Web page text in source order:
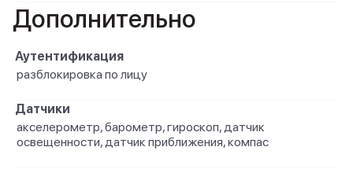
Дополнительно
Аутентификация
разблокировка по лицу
Датчики
акселерометр, барометр, гироскоп, датчик
освещенности, датчик приближения, компас